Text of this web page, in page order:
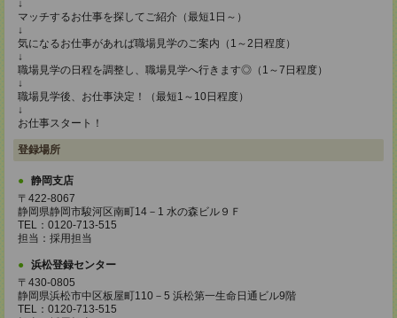
↓
マッチするお仕事を探してご紹介（最短1日～）
↓
気になるお仕事があれば職場見学のご案内（1～2日程度）
↓
職場見学の日程を調整し、職場見学へ行きます◎（1～7日程度）
↓
職場見学後、お仕事決定！（最短1～10日程度）
↓
お仕事スタート！
登録場所
静岡支店
〒422-8067
静岡県静岡市駿河区南町14－1 水の森ビル９Ｆ
TEL：0120-713-515
担当：採用担当
浜松登録センター
〒430-0805
静岡県浜松市中区板屋町110－5 浜松第一生命日通ビル9階
TEL：0120-713-515